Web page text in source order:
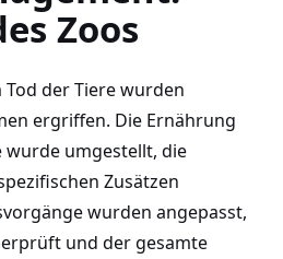
Zoos
der Tiere wurden
ergriffen. Die Ernährung
wurde umgestellt, die
Zusätzen
wurden angepasst,
und der gesamte